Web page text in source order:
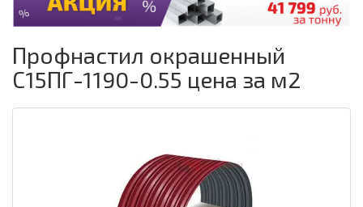
Профнастил окрашенный
С15ПГ-1190-0.55 цена за м2